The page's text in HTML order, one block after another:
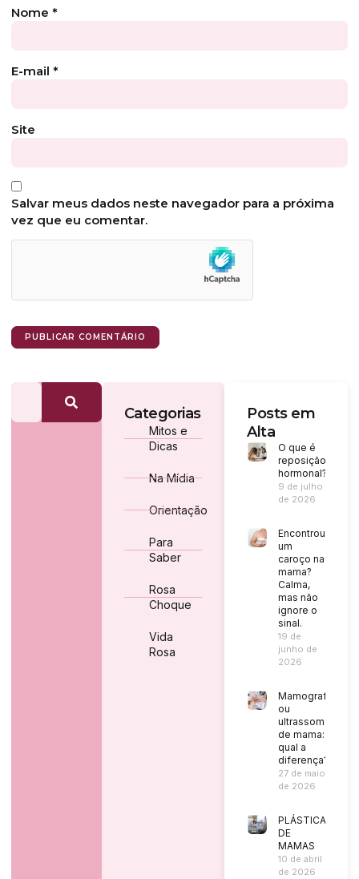
Nome *
E-mail *
Site
Salvar meus dados neste navegador para a próxima
vez que eu comentar.
Categorias
Mitos e
Dicas
Na Mídia
Orientação
Para
Saber
Rosa
Choque
Vida
Rosa
Posts em
Alta
O que é
reposição
hormonal?
9 de julho
de 2026
Encontrou
um
caroço na
mama?
Calma,
mas não
ignore o
sinal.
19 de
junho de
2026
Mamografia
ou
ultrassom
de mama:
qual a
diferença?
27 de maio
de 2026
PLÁSTICA
DE
MAMAS
10 de abril
de 2026